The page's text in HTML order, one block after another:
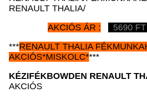
RENAULT THALIA/
AKCIÓS ÁR :
5690
***RENAULT THALIA
AKCIÓS*MISKOLC****
KÉZIFÉKBOWDEN RENAULT
AKCIÓS